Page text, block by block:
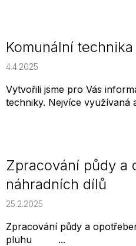
Komunální
4.4.2025
Vytvořili jsme pro Vás
techniky. Nejvíce využívaná
Zpracování půdy a
náhradních dílů
25.2.2025
Zpracování půdy a
pluhu ...